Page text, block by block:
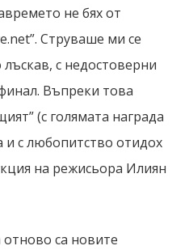
не бях от
Струваше ми се
с недостоверни
Въпреки това
(с голямата награда
и с любопитство отидох
на режисьора Илиян
са новите